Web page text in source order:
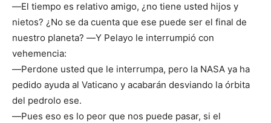
―El tiempo es relativo amigo, ¿no tiene usted hijos y
nietos? ¿No se da cuenta que ese puede ser el final de
nuestro planeta? ―Y Pelayo le interrumpió con
vehemencia:
―Perdone usted que le interrumpa, pero la NASA ya ha
pedido ayuda al Vaticano y acabarán desviando la órbita
del pedrolo ese.
―Pues eso es lo peor que nos puede pasar, si el